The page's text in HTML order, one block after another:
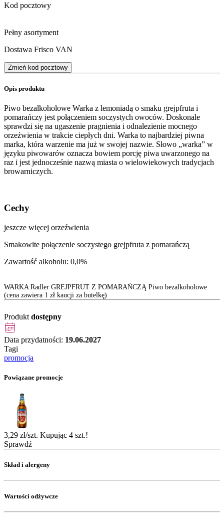
Kod pocztowy
Pełny asortyment
Dostawa Frisco VAN
Zmień kod pocztowy
Opis produktu
Piwo bezalkoholowe Warka z lemoniadą o smaku grejpfruta i
pomarańczy jest połączeniem soczystych owoców. Doskonale
sprawdzi się na ugaszenie pragnienia i odnalezienie mocnego
orzeźwienia w trakcie ciepłych dni. Warka to najbardziej piwna
marka, która warzenie ma już w swojej nazwie. Słowo „warka” w
języku piwowarów oznacza bowiem porcję piwa uwarzonego na
raz i jest jednocześnie nazwą miasta o wielowiekowych tradycjach
browarniczych.
Cechy
jeszcze więcej orzeźwienia
Smakowite połączenie soczystego grejpfruta z pomarańczą
Zawartość alkoholu: 0,0%
WARKA Radler GREJPFRUT Z POMARAŃCZĄ Piwo bezalkoholowe
(cena zawiera 1 zł kaucji za butelkę)
Produkt dostępny
Data przydatności: 19.06.2027
Tagi
promocja
Powiązane promocje
3,29 zł/szt. Kupując 4 szt.!
Sprawdź
Skład i alergeny
Wartości odżywcze